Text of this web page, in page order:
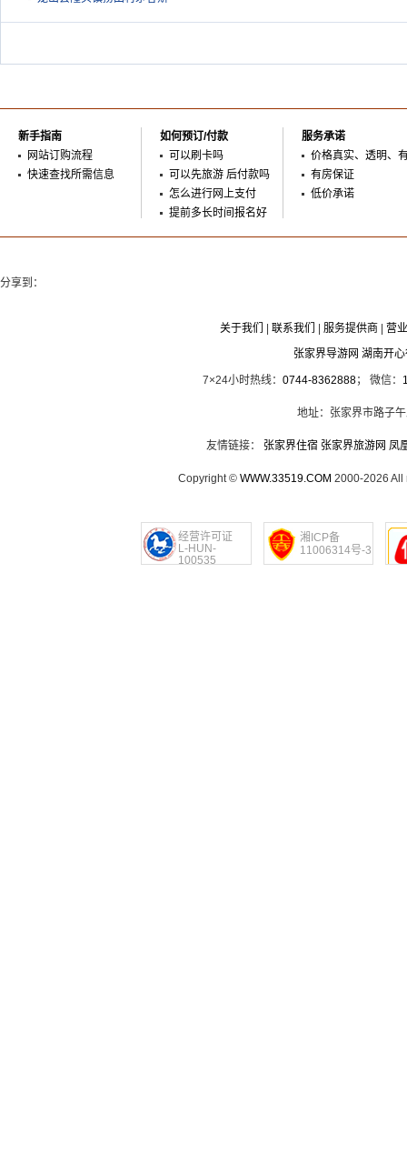
新手指南
网站订购流程
快速查找所需信息
如何预订/付款
可以刷卡吗
可以先旅游 后付款吗
怎么进行网上支付
提前多长时间报名好
服务承诺
价格真实、透明、
有房保证
低价承诺
分享到：
关于我们 联系我们 服务提供商
营
张家界导游网 湖南开
7×24小时热线： 0744-8362888； 微信：
地址：张家界市路子
友情链接： 张家界住宿 张家界旅游网 凤
Copyright © WWW.33519.COM 2000-2026 All
经营许可证
L-HUN-
100535
湘ICP备
11006314号-3